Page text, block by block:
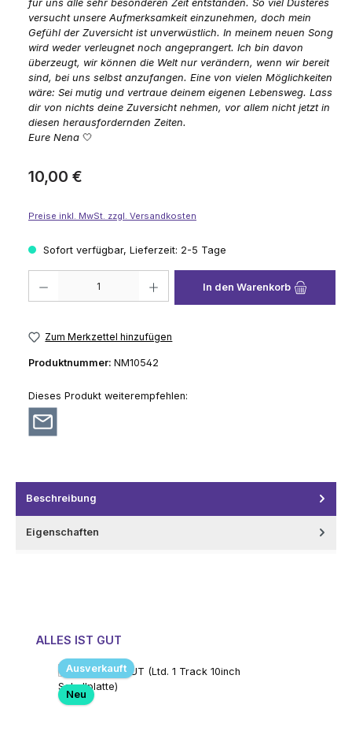
für uns alle sehr besonderen Zeit entstanden. So viel Düsteres
versucht unsere Aufmerksamkeit einzunehmen, doch mein
Gefühl der Zuversicht ist unverwüstlich. In meinem neuen Song
wird weder verleugnet noch angeprangert. Ich bin davon
überzeugt, wir können die Welt nur verändern, wenn wir bereit
sind, bei uns selbst anzufangen. Eine von vielen Möglichkeiten
wäre: Sei mutig und vertraue deinem eigenen Lebensweg. Lass
dir von nichts deine Zuversicht nehmen, vor allem nicht jetzt in
diesen herausfordernden Zeiten.
Eure Nena 🤍
Regulärer Preis:
10,00 €
Preise inkl. MwSt. zzgl. Versandkosten
Sofort verfügbar, Lieferzeit: 2-5 Tage
In den Warenkorb
Zum Merkzettel hinzufügen
Produktnummer: NM10542
Dieses Produkt weiterempfehlen:
Beschreibung
Eigenschaften
Produktgalerie überspringen
ALLES IST GUT
Ausverkauft
Neu